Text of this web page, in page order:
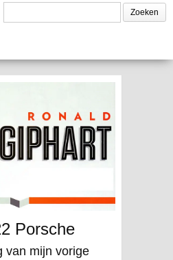
Porsche
van mijn vorige